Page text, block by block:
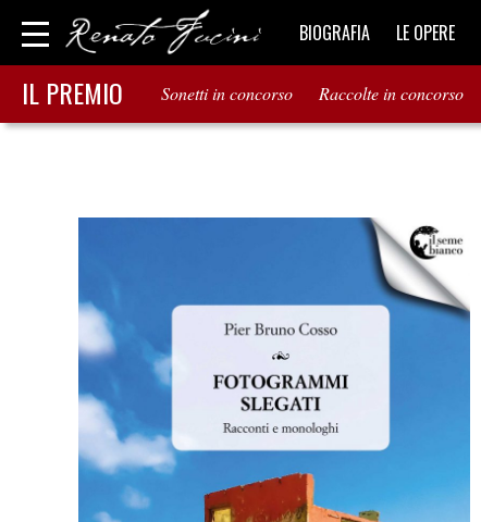
BIOGRAFIA LE OPERE
IL PREMIO Sonetti in concorso Raccolte in concorso